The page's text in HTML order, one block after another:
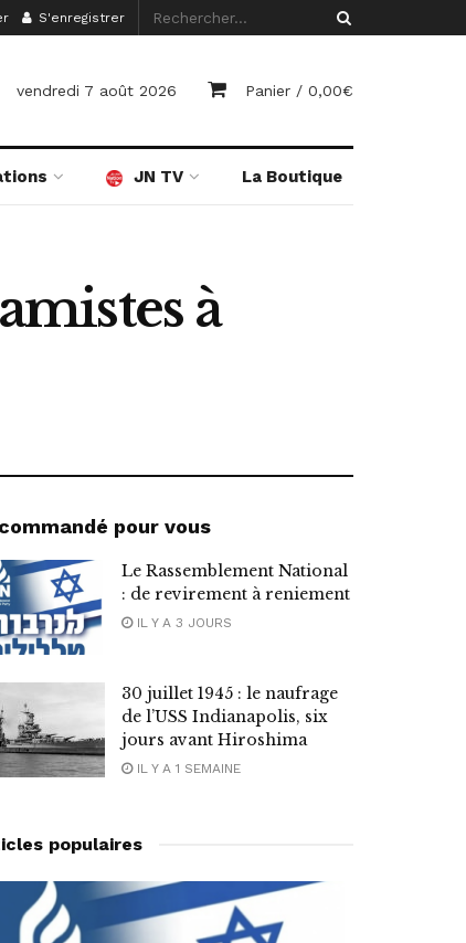
S'enregistrer
vendredi 7 août 2026 Panier / 0,00€
JN TV La Boutique
à
pour vous
Le Rassemblement National
: de revirement à reniement
IL Y A 3 JOURS
30 juillet 1945 : le naufrage
de l’USS Indianapolis, six
jours avant Hiroshima
IL Y A 1 SEMAINE
populaires